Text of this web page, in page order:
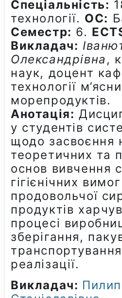
Спеціальність:
технології. ОС:
Семестр: 6.
Викладач:
Олександрівна ,
наук, доцент
технології
морепродуктів.
Анотація:
у студентів
щодо засвоєння
теоретичних та
основ вивчення
гігієнічних
продовольчої
продуктів
процесі
зберігання,
реалізації.
Викладач: